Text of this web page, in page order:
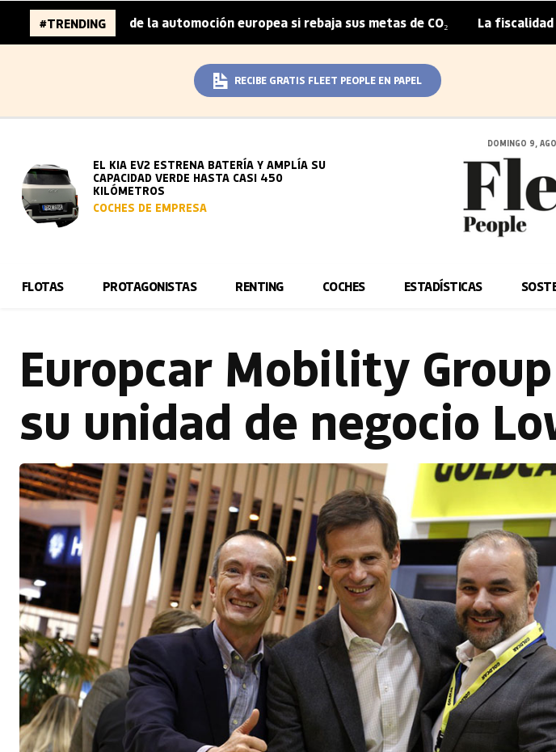
#TRENDING
de la automoción europea si rebaja sus metas de CO₂ | La fiscalidad española
RECIBE GRATIS FLEET PEOPLE EN PAPEL
EL KIA EV2 ESTRENA BATERÍA Y AMPLÍA SU
CAPACIDAD VERDE HASTA CASI 450
KILÓMETROS
COCHES DE EMPRESA
DOMINGO 9,
FLOTAS PROTAGONISTAS RENTING COCHES ESTADÍSTICAS
Europcar Mobility
su unidad de negocio